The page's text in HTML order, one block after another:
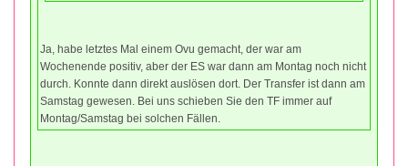
Ja, habe letztes Mal einem Ovu gemacht, der war am
Wochenende positiv, aber der ES war dann am Montag noch nicht
durch. Konnte dann direkt auslösen dort. Der Transfer ist dann am
Samstag gewesen. Bei uns schieben Sie den TF immer auf
Montag/Samstag bei solchen Fällen.